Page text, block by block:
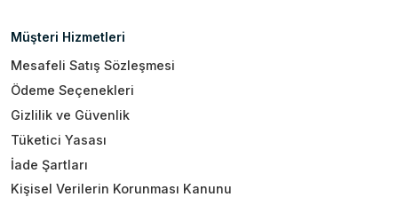
Müşteri Hizmetleri
Mesafeli Satış Sözleşmesi
Ödeme Seçenekleri
Gizlilik ve Güvenlik
Tüketici Yasası
İade Şartları
Kişisel Verilerin Korunması Kanunu